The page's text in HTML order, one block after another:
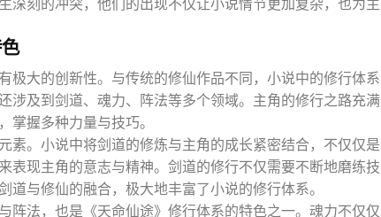
深刻的冲突，他们的出现不仅让小说情节更加复杂，也为主
极大的创新性。与传统的修仙作品不同，小说中的修行体系
涉及到剑道、魂力、阵法等多个领域。主角的修行之路充满
掌握多种力量与技巧。
素。小说中将剑道的修炼与主角的成长紧密结合，不仅仅是
表现主角的意志与精神。剑道的修行不仅需要不断地磨练技
道与修仙的融合，极大地丰富了小说的修行体系。
阵法，也是《天命仙途》修行体系的特色之一。魂力不仅仅